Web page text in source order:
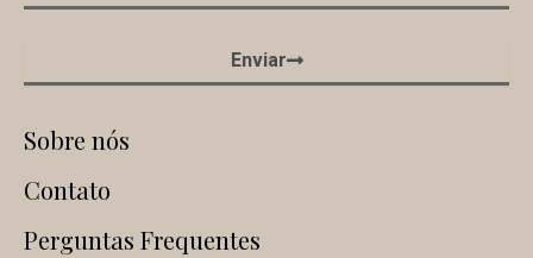
Enviar
Sobre nós
Contato
Perguntas Frequentes